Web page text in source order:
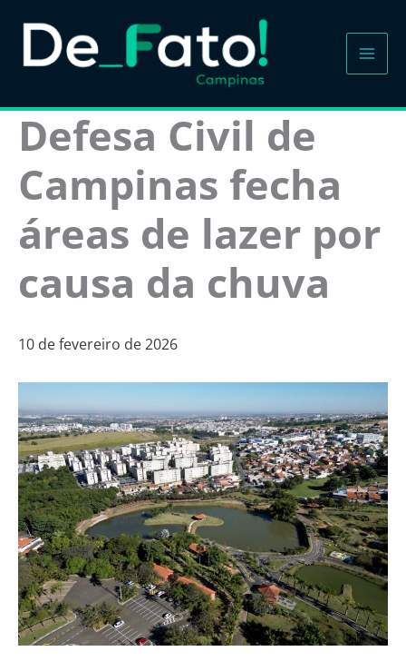
para
Defesa Civil de
Campinas fecha
áreas de lazer por
causa da chuva
10 de fevereiro de 2026